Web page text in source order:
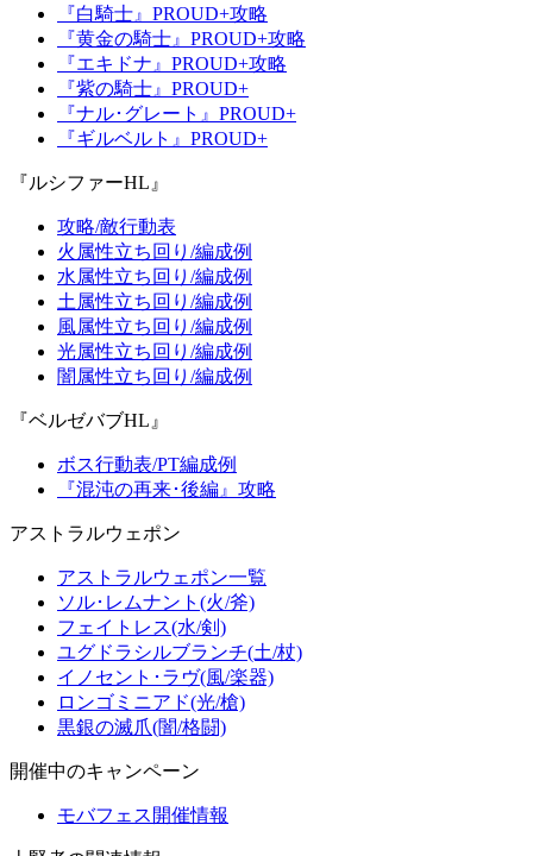
『白騎士』PROUD+攻略
『黄金の騎士』PROUD+攻略
『エキドナ』PROUD+攻略
『紫の騎士』PROUD+
『ナル･グレート』PROUD+
『ギルベルト』PROUD+
『ルシファーHL』
攻略/敵行動表
火属性立ち回り/編成例
水属性立ち回り/編成例
土属性立ち回り/編成例
風属性立ち回り/編成例
光属性立ち回り/編成例
闇属性立ち回り/編成例
『ベルゼバブHL』
ボス行動表/PT編成例
『混沌の再来･後編』攻略
アストラルウェポン
アストラルウェポン一覧
ソル･レムナント(火/斧)
フェイトレス(水/剣)
ユグドラシルブランチ(土/杖)
イノセント･ラヴ(風/楽器)
ロンゴミニアド(光/槍)
黒銀の滅爪(闇/格闘)
開催中のキャンペーン
モバフェス開催情報